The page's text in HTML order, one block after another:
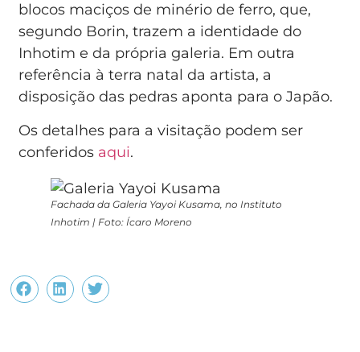
blocos maciços de minério de ferro, que,
segundo Borin, trazem a identidade do
Inhotim e da própria galeria. Em outra
referência à terra natal da artista, a
disposição das pedras aponta para o Japão.
Os detalhes para a visitação podem ser
conferidos aqui.
Fachada da Galeria Yayoi Kusama, no Instituto
Inhotim | Foto: Ícaro Moreno